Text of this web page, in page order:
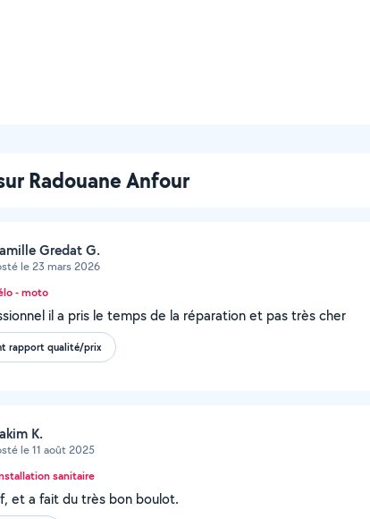
Radouane Anfour
Gredat G.
le 23 mars 2026
- moto
il a pris le temps de la réparation et pas très cher
rapport qualité/prix
K.
le 11 août 2025
sanitaire
et a fait du très bon boulot.